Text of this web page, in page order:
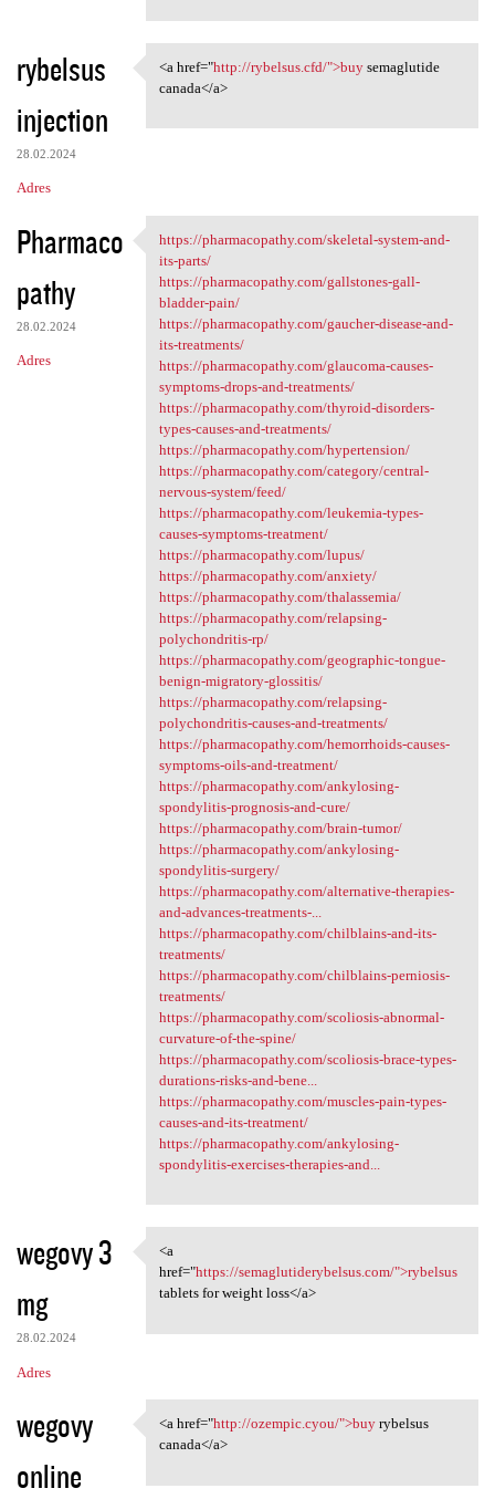
rybelsus
injection
28.02.2024
Adres
<a href="http://rybelsus.cfd/
<a href="http://rybelsus.cfd/">buysemaglutide
canada</a>
Pharmaco
pathy
28.02.2024
Adres
https://pharmacopathy.com
https://pharmacopathy.com/skeletal-system-and-
its-parts/
https://pharmacopathy.com/gallstones-gall-
bladder-pain/
https://pharmacopathy.com/gaucher-disease-and-
its-treatments/
https://pharmacopathy.com/glaucoma-causes-
symptoms-drops-and-treatments/
https://pharmacopathy.com/thyroid-disorders-
types-causes-and-treatments/
https://pharmacopathy.com/hypertension/
https://pharmacopathy.com/category/central-
nervous-system/feed/
https://pharmacopathy.com/leukemia-types-
causes-symptoms-treatment/
https://pharmacopathy.com/lupus/
https://pharmacopathy.com/anxiety/
https://pharmacopathy.com/thalassemia/
https://pharmacopathy.com/relapsing-
polychondritis-rp/
https://pharmacopathy.com/geographic-tongue-
benign-migratory-glossitis/
https://pharmacopathy.com/relapsing-
polychondritis-causes-and-treatments/
https://pharmacopathy.com/hemorrhoids-causes-
symptoms-oils-and-treatment/
https://pharmacopathy.com/ankylosing-
spondylitis-prognosis-and-cure/
https://pharmacopathy.com/brain-tumor/
https://pharmacopathy.com/ankylosing-
spondylitis-surgery/
https://pharmacopathy.com/alternative-therapies-
and-advances-treatments-...
https://pharmacopathy.com/chilblains-and-its-
treatments/
https://pharmacopathy.com/chilblains-perniosis-
treatments/
https://pharmacopathy.com/scoliosis-abnormal-
curvature-of-the-spine/
https://pharmacopathy.com/scoliosis-brace-types-
durations-risks-and-bene...
https://pharmacopathy.com/muscles-pain-types-
causes-and-its-treatment/
https://pharmacopathy.com/ankylosing-
spondylitis-exercises-therapies-and...
wegovy 3
mg
28.02.2024
Adres
<a href="https:/
<a
href="https://semaglutiderybelsus.com/">rybelsus
tablets for weight loss</a>
wegovy
online
<a href="http://ozempic.cyou/
<a href="http://ozempic.cyou/">buyrybelsus
canada</a>